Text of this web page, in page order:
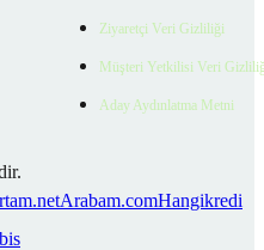
Ziyaretçi Veri Gizliliği
Müşteri Yetkilisi Veri
Aday Aydınlatma Metni
Arabam.comHangikredi